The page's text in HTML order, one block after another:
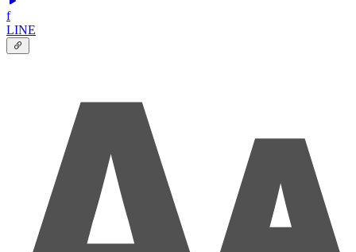
f
LINE